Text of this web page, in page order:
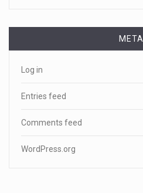
META
Log in
Entries feed
Comments feed
WordPress.org